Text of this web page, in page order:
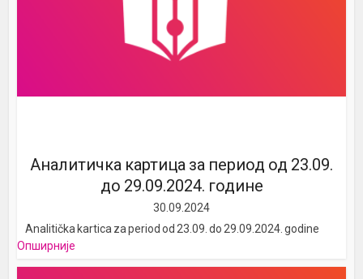
Аналитичка картица за период од 23.09.
до 29.09.2024. године
30.09.2024
Analitička kartica za period od 23.09. do 29.09.2024. godine
Опширније